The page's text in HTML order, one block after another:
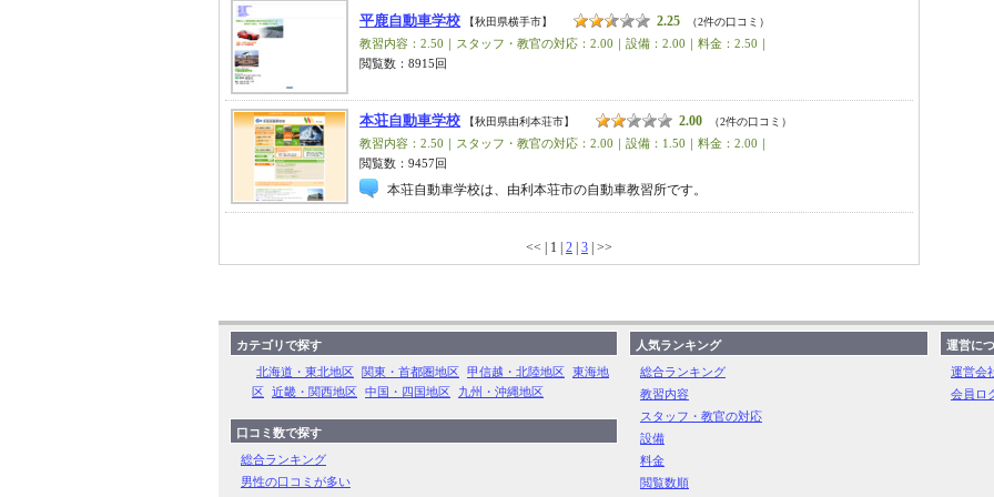
平鹿自動車学校 【秋田県横手市】 2.25 （2件の口コミ）
教習内容：2.50｜スタッフ・教官の対応：2.00｜設備：2.00｜料金：2.50｜
閲覧数：8915回
本荘自動車学校 【秋田県由利本荘市】 2.00 （2件の口コミ）
教習内容：2.50｜スタッフ・教官の対応：2.00｜設備：1.50｜料金：2.00｜
閲覧数：9457回
本荘自動車学校は、由利本荘市の自動車教習所です。
<< | 1 | 2 3 | >>
カテゴリで探す
北海道・東北地区 関東・首都圏地区 甲信越・北陸地区 東海地
区 近畿・関西地区 中国・四国地区 九州・沖縄地区
口コミ数で探す
総合ランキング
男性の口コミが多い
人気ランキング
総合ランキング
教習内容
スタッフ・教官の対応
設備
料金
閲覧数順
運営に
運営会
会員ロ